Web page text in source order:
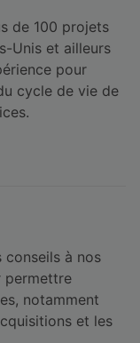
de 100 projets
Unis et ailleurs
pour
cycle de vie de
conseils à nos
permettre
notamment
et les